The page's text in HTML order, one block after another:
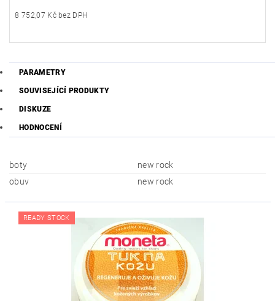
8 752,07 Kč bez DPH
PARAMETRY
SOUVISEJÍCÍ PRODUKTY
DISKUZE
HODNOCENÍ
boty
new rock
obuv
new rock
READY STOCK